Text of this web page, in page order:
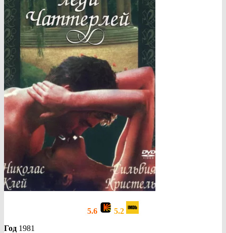
5.6
5.2
Год 1981